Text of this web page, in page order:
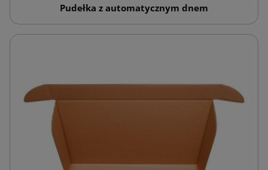
Pudełka z automatycznym dnem